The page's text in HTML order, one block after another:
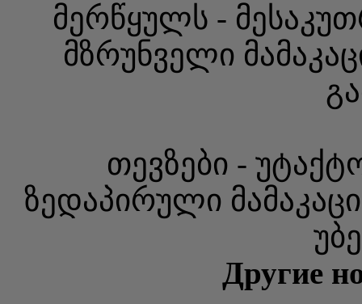
მერწყულს -
მზრუნველი
თევზები -
ზედაპირული
Другие